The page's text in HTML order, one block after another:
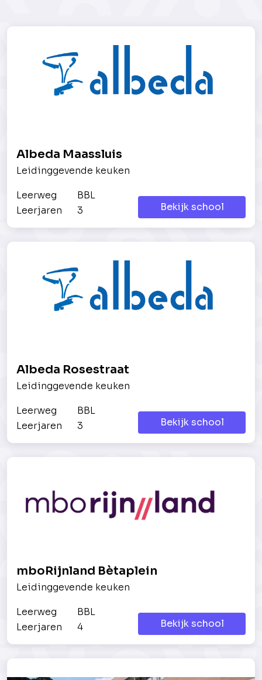
Albeda Maassluis
Leidinggevende keuken
Leerweg
BBL
Leerjaren
3 Bekijk school
Albeda Rosestraat
Leidinggevende keuken
Leerweg
BBL
Leerjaren
3 Bekijk school
mboRijnland Bètaplein
Leidinggevende keuken
Leerweg
BBL
Leerjaren
4 Bekijk school